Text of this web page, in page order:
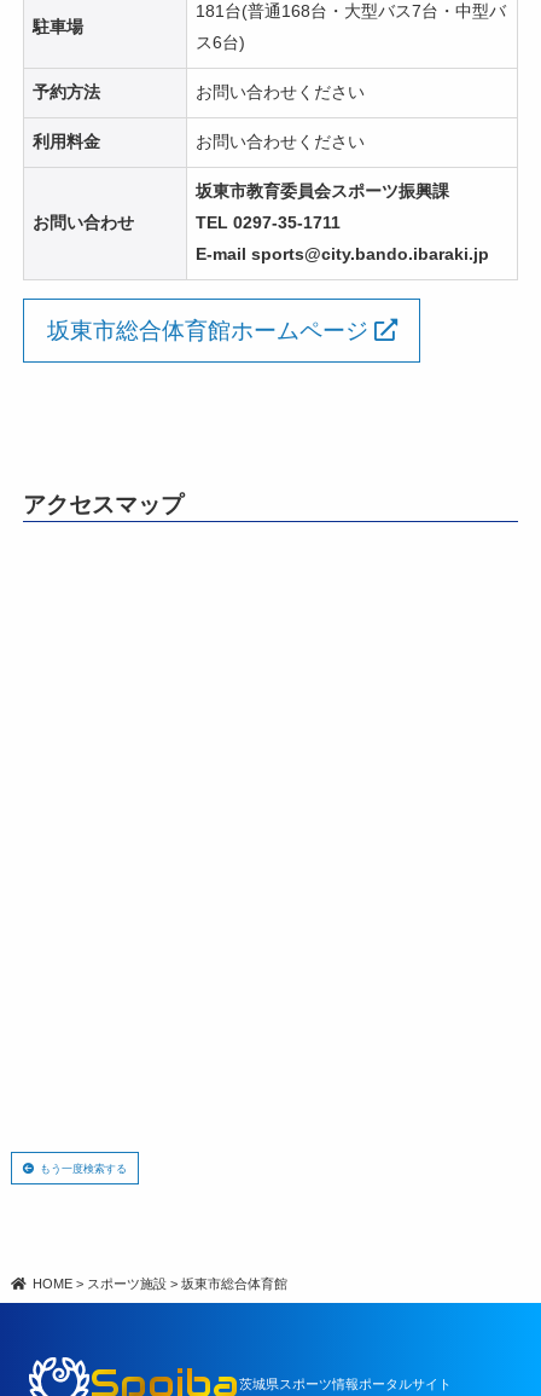
駐車場
181台(普通168台・大型バス7台・中型バ
ス6台)
予約方法 お問い合わせください
利用料金 お問い合わせください
お問い合わせ
坂東市教育委員会スポーツ振興課
TEL 0297-35-1711
E-mail sports@city.bando.ibaraki.jp
坂東市総合体育館ホームページ
アクセスマップ
もう一度検索する
HOME > スポーツ施設 >坂東市総合体育館
Spoiba茨城県スポーツ情報ポータルサイト